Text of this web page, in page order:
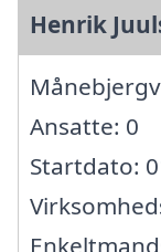
Henrik
Ansatte: 0
Startdato: